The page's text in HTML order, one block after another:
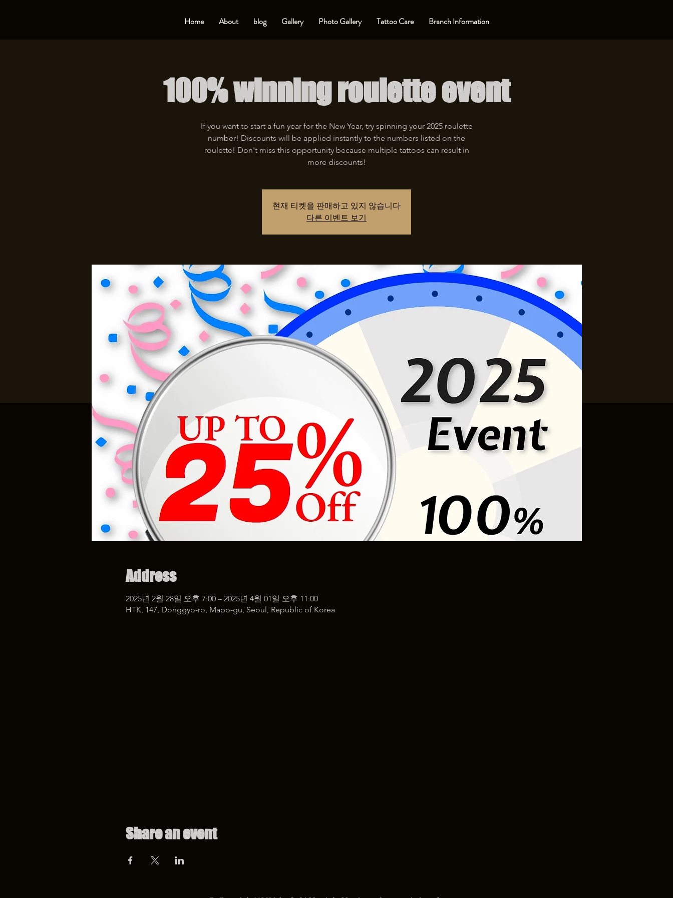
Home About blog Gallery Photo Gallery Tattoo Care Branch Information
100% winning roulette event
If you want to start a fun year for the New Year, try spinning your 2025 roulette
number! Discounts will be applied instantly to the numbers listed on the
roulette! Don't miss this opportunity because multiple tattoos can result in
현재 티켓을 판매하고 있지 않습니다
다른 이벤트 보기
Address
2025년 2월 28일 오후 7:00 – 2025년 4월 01일 오후 11:00
HTK, 147, Donggyo-ro, Mapo-gu, Seoul, Republic of Korea
Share an event